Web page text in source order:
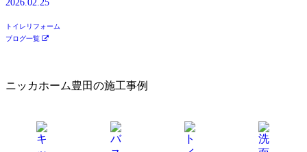
トイレリフォーム
ブログ一覧
ニッカホーム豊田の施工事例